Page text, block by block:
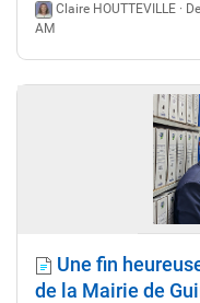
Claire HOUTTEVILLE ·
AM
Une fin
de la Mairie de